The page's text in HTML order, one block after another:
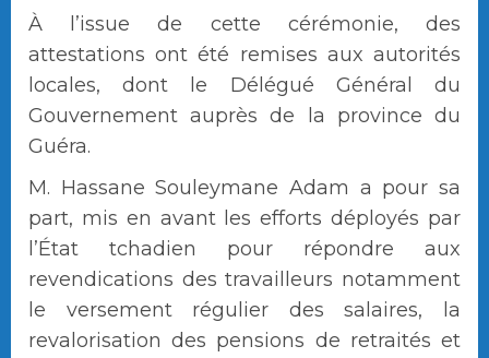
À l’issue de cette cérémonie, des
attestations ont été remises aux autorités
locales, dont le Délégué Général du
Gouvernement auprès de la province du
Guéra.
M. Hassane Souleymane Adam a pour sa
part, mis en avant les efforts déployés par
l’État tchadien pour répondre aux
revendications des travailleurs notamment
le versement régulier des salaires, la
revalorisation des pensions de retraités et